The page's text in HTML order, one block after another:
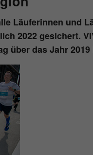
Läuferinnen und
2022 gesichert.
über das Jahr
time
Saves
on the
Provider
time
1 Jahr
Purpose
Name
Provider